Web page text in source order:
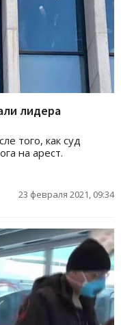
лидера
того, как суд
на арест.
23 февраля 2021, 09:34